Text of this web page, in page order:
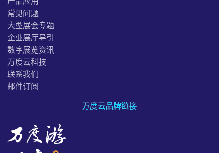
常见问题
大型展会专题
企业展厅导引
数字展览资讯
万度云科技
联系我们
邮件订阅
万度云品牌链接